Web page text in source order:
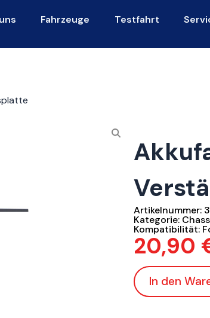
Fahrzeuge Testfahrt
Artikelnummer:
Kategorie:
Kompatibilität:
20,90
In den